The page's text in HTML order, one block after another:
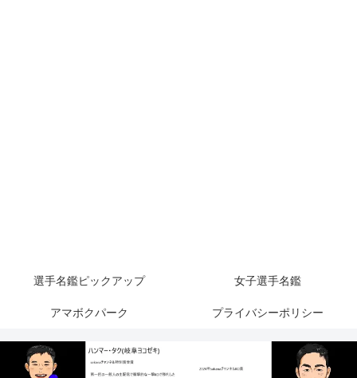
選手名鑑ピックアップ 女子選手名鑑
アマボクパーク プライバシーポリシー